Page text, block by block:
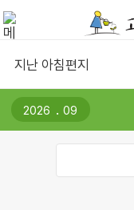
지난 아침편지
.